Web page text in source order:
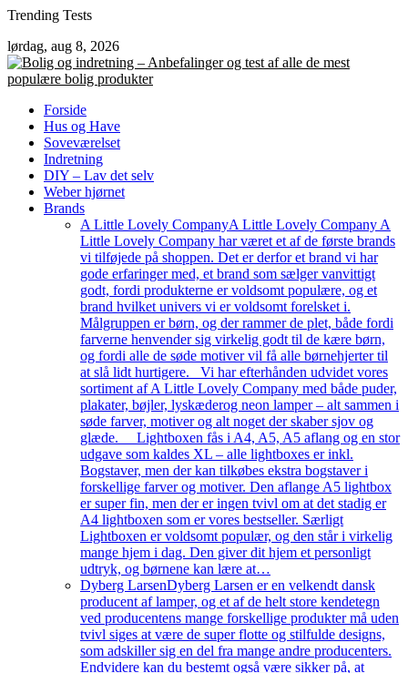
Skip
content
Trending Tests
lørdag, aug 8, 2026
Forside
Hus og Have
Soveværelset
Indretning
DIY – Lav det selv
Weber hjørnet
Brands
A Little Lovely CompanyA Little Lovely Company A
Little Lovely Company har været et af de første brands
vi tilføjede på shoppen. Det er derfor et brand vi har
gode erfaringer med, et brand som sælger vanvittigt
godt, fordi produkterne er voldsomt populære, og et
brand hvilket univers vi er voldsomt forelsket i.
Målgruppen er børn, og der rammer de plet, både fordi
farverne henvender sig virkelig godt til de kære børn,
og fordi alle de søde motiver vil få alle børnehjerter til
at slå lidt hurtigere. Vi har efterhånden udvidet vores
sortiment af A Little Lovely Company med både puder,
plakater, bøjler, lyskæderog neon lamper – alt sammen i
søde farver, motiver og alt noget der skaber sjov og
glæde. Lightboxen fås i A4, A5, A5 aflang og en stor
udgave som kaldes XL – alle lightboxes er inkl.
Bogstaver, men der kan tilkøbes ekstra bogstaver i
forskellige farver og motiver. Den aflange A5 lightbox
er super fin, men der er ingen tvivl om at det stadig er
A4 lightboxen som er vores bestseller. Særligt
Lightboxen er voldsomt populær, og den står i virkelig
mange hjem i dag. Den giver dit hjem et personligt
udtryk, og børnene kan lære at…
Dyberg LarsenDyberg Larsen er en velkendt dansk
producent af lamper, og et af de helt store kendetegn
ved producentens mange forskellige produkter må uden
tvivl siges at være de super flotte og stilfulde designs,
som adskiller sig en del fra mange andre producenters.
Endvidere kan du bestemt også være sikker på, at